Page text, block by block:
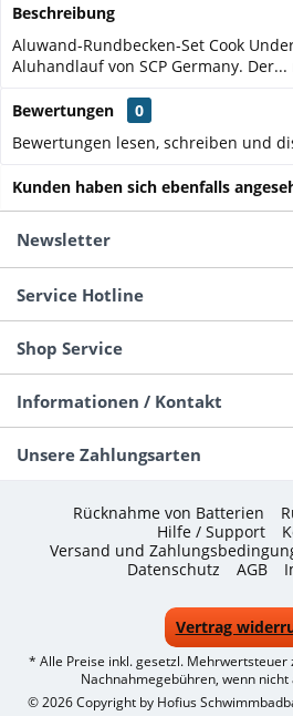
Beschreibung
Aluwand-Rundbecken-Set Cook
Aluhandlauf von SCP Germany. Der...
Bewertungen
0
Bewertungen lesen, schreiben und
Kunden haben sich ebenfalls
Newsletter
Service Hotline
Shop Service
Informationen / Kontakt
Unsere Zahlungsarten
Rücknahme von Batterien
Hilfe / Support
Versand und
Datenschutz
AGB
Vertrag
* Alle Preise inkl. gesetzl. Mehrwertsteuer
Nachnahmegebühren, wenn
© 2026 Copyright by Hofius